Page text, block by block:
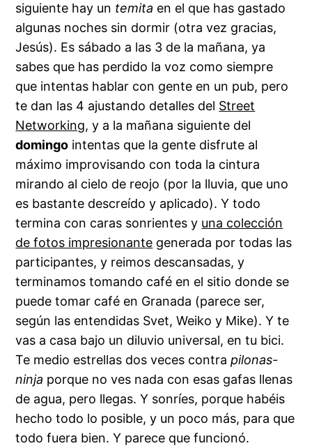
siguiente hay un temita en el que has gastado
algunas noches sin dormir (otra vez gracias,
Jesús). Es sábado a las 3 de la mañana, ya
sabes que has perdido la voz como siempre
que intentas hablar con gente en un pub, pero
te dan las 4 ajustando detalles del Street
Networking, y a la mañana siguiente del
domingo intentas que la gente disfrute al
máximo improvisando con toda la cintura
mirando al cielo de reojo (por la lluvia, que uno
es bastante descreído y aplicado). Y todo
termina con caras sonrientes y una colección
de fotos impresionante generada por todas las
participantes, y reimos descansadas, y
terminamos tomando café en el sitio donde se
puede tomar café en Granada (parece ser,
según las entendidas Svet, Weiko y Mike). Y te
vas a casa bajo un diluvio universal, en tu bici.
Te medio estrellas dos veces contrapilonas-
ninja porque no ves nada con esas gafas llenas
de agua, pero llegas. Y sonríes, porque habéis
hecho todo lo posible, y un poco más, para que
todo fuera bien. Y parece que funcionó.